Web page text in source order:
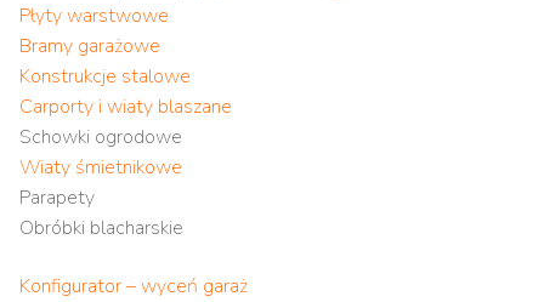
Płyty warstwowe
Bramy garażowe
Konstrukcje stalowe
Carporty i wiaty blaszane
Schowki ogrodowe
Wiaty śmietnikowe
Parapety
Obróbki blacharskie
Konfigurator – wyceń garaż